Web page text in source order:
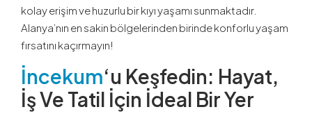
kolay erişim ve huzurlu bir kıyı yaşamı sunmaktadır.
Alanya’nın en sakin bölgelerinden birinde konforlu yaşam
fırsatını kaçırmayın!
İncekum‘u Keşfedin: Hayat,
İş Ve Tatil İçin İdeal Bir Yer